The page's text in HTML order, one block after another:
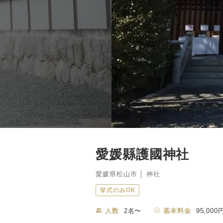
愛媛縣護國神社
愛媛県松山市 │ 神社
挙式のみOK
人数 2名〜 基本料金 95,000